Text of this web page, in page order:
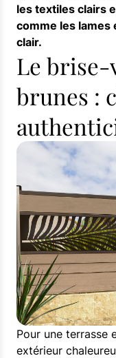
les textiles clairs
comme les lames
clair.
Le brise-
brunes :
Pour une terrasse
extérieur